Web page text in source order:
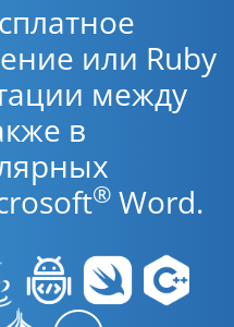
или Ruby
между
в
® Word.